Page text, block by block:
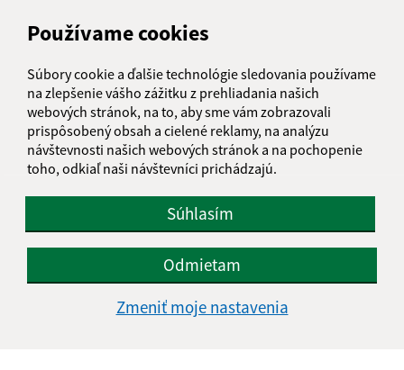
Používame cookies
Súbory cookie a ďalšie technológie sledovania používame
na zlepšenie vášho zážitku z prehliadania našich
webových stránok, na to, aby sme vám zobrazovali
prispôsobený obsah a cielené reklamy, na analýzu
návštevnosti našich webových stránok a na pochopenie
toho, odkiaľ naši návštevníci prichádzajú.
Súhlasím
Odmietam
Zmeniť moje nastavenia
040 22 Košice
informatika@kosice-dh.sk
+421 55 300 90 01
IČO: 00690988